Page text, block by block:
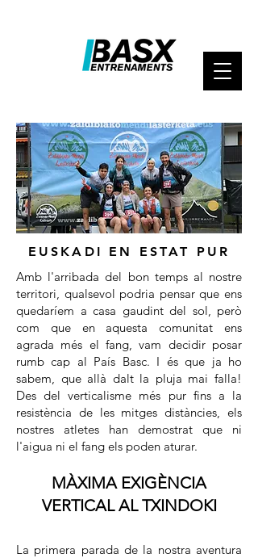
EUSKADI EN ESTAT PUR
Amb l'arribada del bon temps al nostre
territori, qualsevol podria pensar que ens
quedaríem a casa gaudint del sol, però
com que en aquesta comunitat ens
agrada més el fang, vam decidir posar
rumb cap al País Basc. I és que ja ho
sabem, que allà dalt la pluja mai falla!
Des del verticalisme més pur fins a la
resistència de les mitges distàncies, els
nostres atletes han demostrat que ni
l'aigua ni el fang els poden aturar.
MÀXIMA EXIGÈNCIA
VERTICAL AL TXINDOKI
La primera parada de la nostra aventura